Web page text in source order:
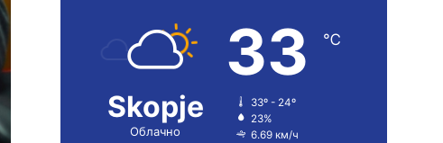
Skopje
Облачно
33 ℃
33º - 24º
23%
6.69 км/ч